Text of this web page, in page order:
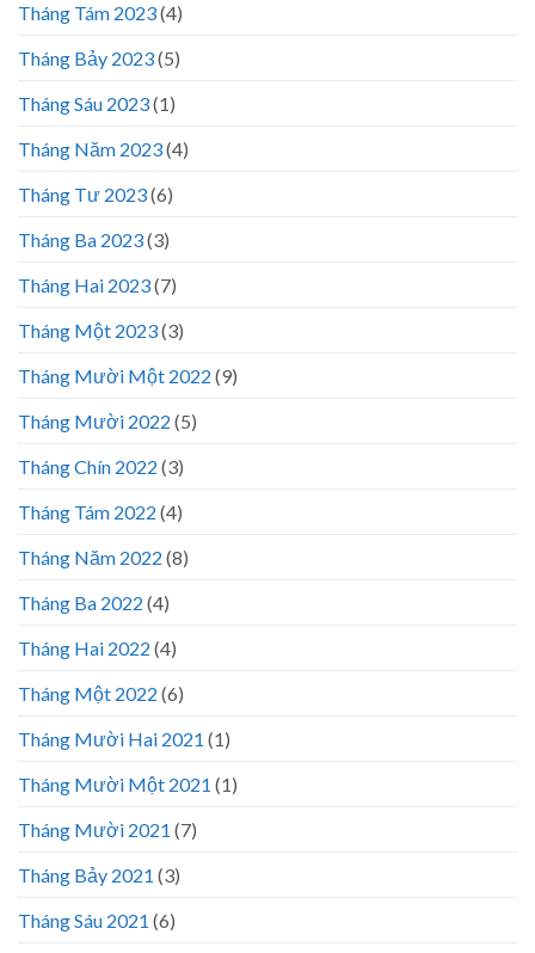
Tháng Tám 2023(4)
Tháng Bảy 2023(5)
Tháng Sáu 2023(1)
Tháng Năm 2023(4)
Tháng Tư 2023(6)
Tháng Ba 2023(3)
Tháng Hai 2023(7)
Tháng Một 2023(3)
Tháng Mười Một 2022 (9)
Tháng Mười 2022 (5)
Tháng Chín 2022 (3)
Tháng Tám 2022 (4)
Tháng Năm 2022 (8)
Tháng Ba 2022 (4)
Tháng Hai 2022 (4)
Tháng Một 2022 (6)
Tháng Mười Hai 2021 (1)
Tháng Mười Một 2021 (1)
Tháng Mười 2021 (7)
Tháng Bảy 2021 (3)
Tháng Sáu 2021 (6)